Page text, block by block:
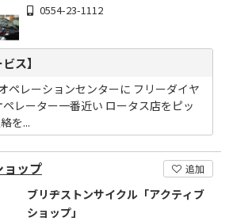
0554-23-1112
ス】
ペレーションセンターに フリーダイヤ
レーター一番近い ロータス店をピッ
を...
ョップ 追加
ブリヂストンサイクル「アクティブ
ショップ」